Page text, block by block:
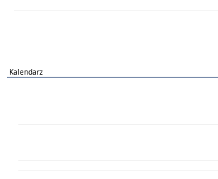
Kalendarz